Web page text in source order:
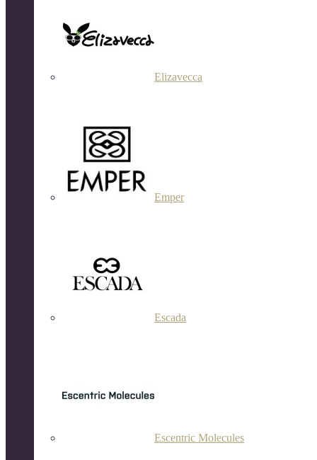
Elizavecca
Emper
Escada
Escentric Molecules